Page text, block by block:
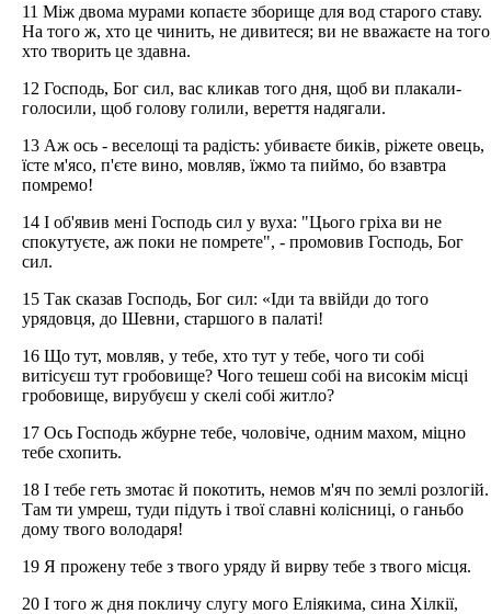
11 Між двома мурами копаєте зборище для вод старого ставу.
На того ж, хто це чинить, не дивитеся; ви не вважаєте на
хто творить це здавна.
12 Господь, Бог сил, вас кликав того дня, щоб ви плакали-
голосили, щоб голову голили, вереття надягали.
13 Аж ось - веселощі та радість: убиваєте биків, ріжете овець,
їсте м'ясо, п'єте вино, мовляв, їжмо та пиймо, бо взавтра
помремо!
14 І об'явив мені Господь сил у вуха: "Цього гріха ви не
спокутуєте, аж поки не помрете", - промовив Господь, Бог
сил.
15 Так сказав Господь, Бог сил: «Іди та ввійди до того
урядовця, до Шевни, старшого в палаті!
16 Що тут, мовляв, у тебе, хто тут у тебе, чого ти собі
витісуєш тут гробовище? Чого тешеш собі на високім місці
гробовище, вирубуєш у скелі собі житло?
17 Ось Господь жбурне тебе, чоловіче, одним махом, міцно
тебе схопить.
18 І тебе геть змотає й покотить, немов м'яч по землі розлогій.
Там ти умреш, туди підуть і твої славні колісниці, о ганьбо
дому твого володаря!
19 Я прожену тебе з твого уряду й вирву тебе з твого місця.
20 І того ж дня покличу слугу мого Еліякима, сина Хілкії,